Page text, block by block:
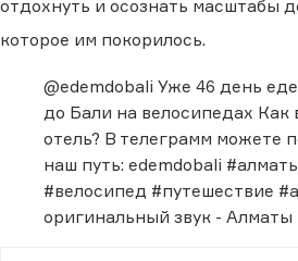
отдохнуть и осознать масштабы
которое им покорилось.
@edemdobali Уже 46 день
до Бали на велосипедах Как
отель? В телеграмм можете
наш путь: edemdobali
#велосипед #путешествие
оригинальный звук - Алматы